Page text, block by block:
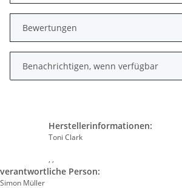
Bewertungen
Benachrichtigen, wenn verfügbar
Herstellerinformationen:
Toni Clark
, ,
verantwortliche Person:
Simon Müller